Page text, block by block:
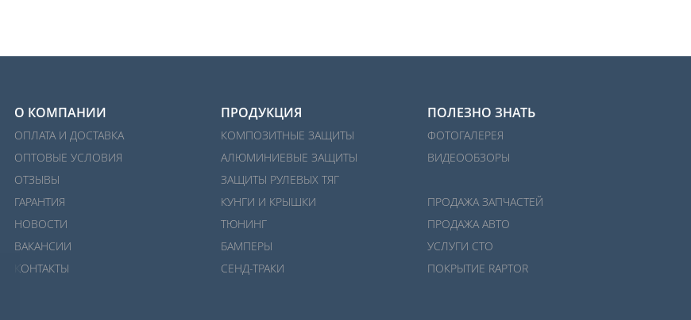
О КОМПАНИИ
ОПЛАТА И ДОСТАВКА
ОПТОВЫЕ УСЛОВИЯ
ОТЗЫВЫ
ГАРАНТИЯ
НОВОСТИ
ВАКАНСИИ
КОНТАКТЫ
ПРОДУКЦИЯ
КОМПОЗИТНЫЕ ЗАЩИТЫ
АЛЮМИНИЕВЫЕ ЗАЩИТЫ
ЗАЩИТЫ РУЛЕВЫХ ТЯГ
КУНГИ И КРЫШКИ
ТЮНИНГ
БАМПЕРЫ
СЕНД-ТРАКИ
ПОЛЕЗНО ЗНАТЬ
ФОТОГАЛЕРЕЯ
ВИДЕООБЗОРЫ
ПРОДАЖА ЗАПЧАСТЕЙ
ПРОДАЖА АВТО
УСЛУГИ СТО
ПОКРЫТИЕ RAPTOR